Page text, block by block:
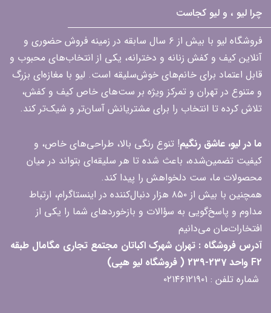
چرا لیو ، و لیو کجاست
فروشگاه لیو با بیش از ۶ سال سابقه در زمینه فروش حضوری و
آنلاین کیف و کفش زنانه و دخترانه، یکی از انتخاب‌های محبوب و
قابل اعتماد برای خانم‌های خوش‌سلیقه است. لیو با مغازه‌ای بزرگ
و متنوع در تهران و تمرکز ویژه بر ست‌های خاص کیف و کفش،
تلاش کرده تا انتخاب را برای مشتریانش آسان‌تر و شیک‌تر کند.
ما در لیو، عاشق رنگیم! تنوع رنگی بالا، طراحی‌های خاص، و
کیفیت تضمین‌شده، باعث شده تا هر سلیقه‌ای بتواند در میان
محصولات ما، ست دلخواهش را پیدا کند.
همچنین با بیش از ۸۵۰ هزار دنبال‌کننده در اینستاگرام، ارتباط
مداوم و پاسخ‌گویی به سؤالات و بازخوردهای شما را یکی از
افتخارات‌مان می‌دانیم
آدرس فروشگاه : تهران شهرک اکباتان مجتمع تجاری مگامال طبقه
F2 واحد 237-239 ( فروشگاه لیو هپی)
شماره تلفن : ۰۲۱۴۶۱۲۱۹۰۱